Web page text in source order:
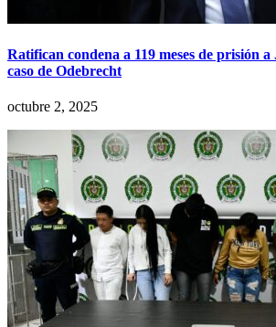
Ratifican condena a 119 meses de prisión
caso de Odebrecht
octubre 2, 2025